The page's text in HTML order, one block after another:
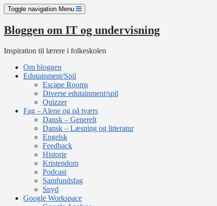
Skip
to
content
Toggle navigation Menu
Bloggen om IT og undervisning
Inspiration til lærere i folkeskolen
Om bloggen
Edutainment/Spil
Escape Rooms
Diverse edutainment/spil
Quizzer
Fag – Alene og på tværs
Dansk – Generelt
Dansk – Læsning og litteratur
Engelsk
Feedback
Historie
Kristendom
Podcast
Samfundsfag
Snyd
Google Workspace